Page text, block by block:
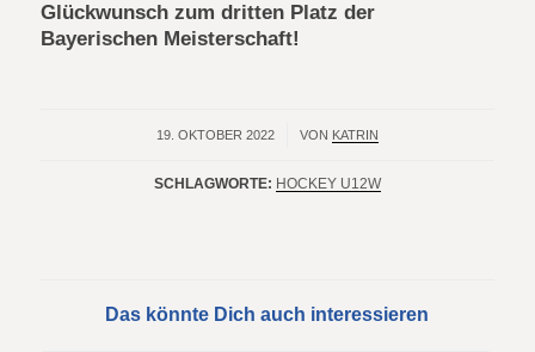
Glückwunsch zum dritten Platz der
Bayerischen Meisterschaft!
19. OKTOBER 2022
/ VON KATRIN
SCHLAGWORTE: HOCKEY U12W
Das könnte Dich auch interessieren